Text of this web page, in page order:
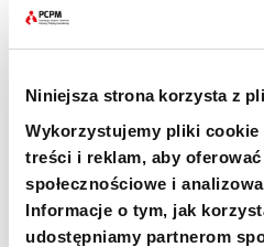
Niniejsza strona korzysta z
Wykorzystujemy pliki
treści i reklam, aby
społecznościowe i
Informacje o tym, jak
udostępniamy partnerom
czasem, bo transport
deszczową – na jego
wybudowano nad nimi
Fundacja PCPM apeluje o
ośrodków dożywienia oraz
żywności dla